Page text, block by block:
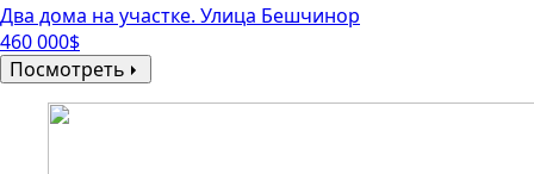
Два дома на участке. Улица Бешчинор
460 000$
Посмотреть